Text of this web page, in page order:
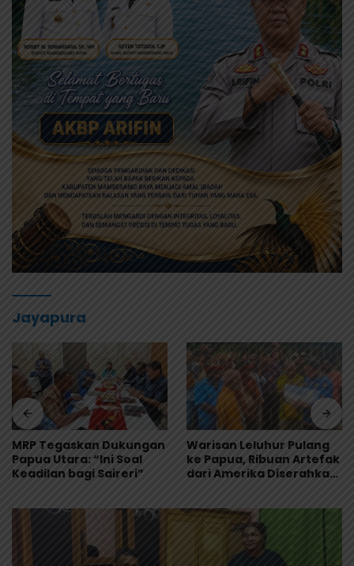
Jayapura
MRP Tegaskan Dukungan
Papua Utara: “Ini Soal
Keadilan bagi Saireri”
Warisan Leluhur Pulang
ke Papua, Ribuan Artefak
dari Amerika Diserahkan